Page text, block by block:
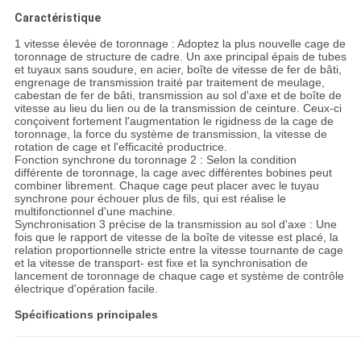
Caractéristique
1 vitesse élevée de toronnage : Adoptez la plus nouvelle cage de
toronnage de structure de cadre. Un axe principal épais de tubes
et tuyaux sans soudure, en acier, boîte de vitesse de fer de bâti,
engrenage de transmission traité par traitement de meulage,
cabestan de fer de bâti, transmission au sol d'axe et de boîte de
vitesse au lieu du lien ou de la transmission de ceinture. Ceux-ci
conçoivent fortement l'augmentation le rigidness de la cage de
toronnage, la force du système de transmission, la vitesse de
rotation de cage et l'efficacité productrice.
Fonction synchrone du toronnage 2 : Selon la condition
différente de toronnage, la cage avec différentes bobines peut
combiner librement. Chaque cage peut placer avec le tuyau
synchrone pour échouer plus de fils, qui est réalise le
multifonctionnel d'une machine.
Synchronisation 3 précise de la transmission au sol d'axe : Une
fois que le rapport de vitesse de la boîte de vitesse est placé, la
relation proportionnelle stricte entre la vitesse tournante de cage
et la vitesse de transport- est fixe et la synchronisation de
lancement de toronnage de chaque cage et système de contrôle
électrique d'opération facile.
Spécifications principales